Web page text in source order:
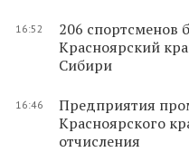
16:52
206 спортсменов
Красноярский
Сибири
16:46
Предприятия
Красноярского
отчисления